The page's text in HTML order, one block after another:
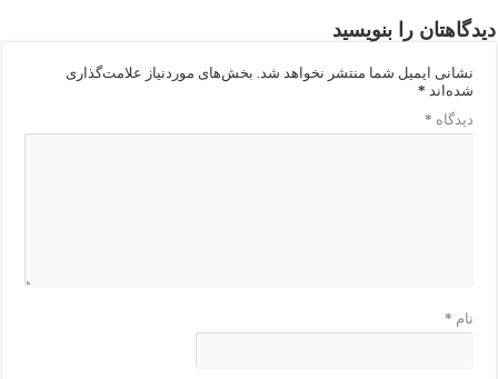
دیدگاهتان را بنویسید
نشانی ایمیل شما منتشر نخواهد شد. بخش‌های موردنیاز علامت‌گذاری
شده‌اند *
دیدگاه *
نام *